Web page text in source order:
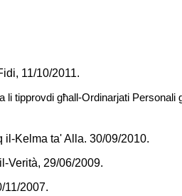
, 11/10/2011.
tipprovdi għall-Ordinarjati Personali
Kelma ta' Alla. 30/09/2010.
Verità, 29/06/2009.
11/2007.